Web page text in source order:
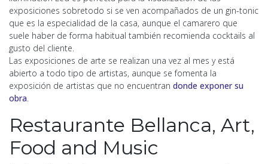
exposiciones sobretodo si se ven acompañados de un gin-tonic
que es la especialidad de la casa, aunque el camarero que
suele haber de forma habitual también recomienda cocktails al
gusto del cliente.
Las exposiciones de arte se realizan una vez al mes y está
abierto a todo tipo de artistas, aunque se fomenta la
exposición de artistas que no encuentran donde exponer su
obra.
Restaurante Bellanca, Art,
Food and Music